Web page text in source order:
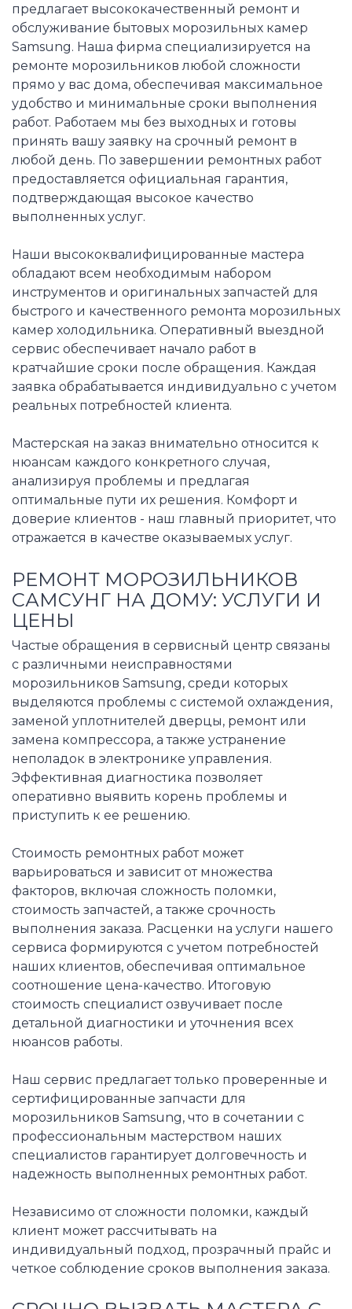
предлагает высококачественный ремонт и
обслуживание бытовых морозильных камер
Samsung. Наша фирма специализируется на
ремонте морозильников любой сложности
прямо у вас дома, обеспечивая максимальное
удобство и минимальные сроки выполнения
работ. Работаем мы без выходных и готовы
принять вашу заявку на срочный ремонт в
любой день. По завершении ремонтных работ
предоставляется официальная гарантия,
подтверждающая высокое качество
выполненных услуг.
Наши высококвалифицированные мастера
обладают всем необходимым набором
инструментов и оригинальных запчастей для
быстрого и качественного ремонта морозильных
камер холодильника. Оперативный выездной
сервис обеспечивает начало работ в
кратчайшие сроки после обращения. Каждая
заявка обрабатывается индивидуально с учетом
реальных потребностей клиента.
Мастерская на заказ внимательно относится к
нюансам каждого конкретного случая,
анализируя проблемы и предлагая
оптимальные пути их решения. Комфорт и
доверие клиентов - наш главный приоритет, что
отражается в качестве оказываемых услуг.
РЕМОНТ МОРОЗИЛЬНИКОВ
САМСУНГ НА ДОМУ: УСЛУГИ И
ЦЕНЫ
Частые обращения в сервисный центр связаны
с различными неисправностями
морозильников Samsung, среди которых
выделяются проблемы с системой охлаждения,
заменой уплотнителей дверцы, ремонт или
замена компрессора, а также устранение
неполадок в электронике управления.
Эффективная диагностика позволяет
оперативно выявить корень проблемы и
приступить к ее решению.
Стоимость ремонтных работ может
варьироваться и зависит от множества
факторов, включая сложность поломки,
стоимость запчастей, а также срочность
выполнения заказа. Расценки на услуги нашего
сервиса формируются с учетом потребностей
наших клиентов, обеспечивая оптимальное
соотношение цена-качество. Итоговую
стоимость специалист озвучивает после
детальной диагностики и уточнения всех
нюансов работы.
Наш сервис предлагает только проверенные и
сертифицированные запчасти для
морозильников Samsung, что в сочетании с
профессиональным мастерством наших
специалистов гарантирует долговечность и
надежность выполненных ремонтных работ.
Независимо от сложности поломки, каждый
клиент может рассчитывать на
индивидуальный подход, прозрачный прайс и
четкое соблюдение сроков выполнения заказа.